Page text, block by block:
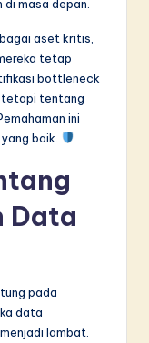
masa depan.
aset kritis,
tetap
bottleneck
tetapi tentang
ini
baik.
Data
pada
data
lambat.